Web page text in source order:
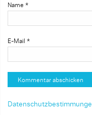
Name *
E-Mail *